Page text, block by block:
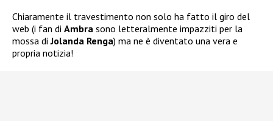
Chiaramente il travestimento non solo ha fatto il giro del
web (i fan di Ambra sono letteralmente impazziti per la
mossa diJolanda Renga) ma ne è diventato una vera e
propria notizia!